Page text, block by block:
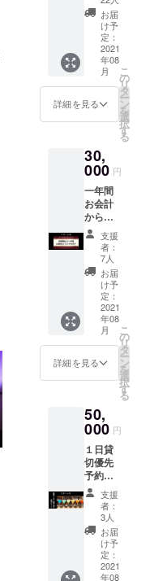
ンをボ
トル
キープ
致しま
す！
【メー
ルにて
支援者
様の好
みをお
て、年
間1000
杯以上
のお酒
を飲む
バーテ
ンダー
（ソム
リエ）
がチョ
イスし
たもの
をボト
ルキー
プいた
しま
す】 ※
トの期
限、営
業開始
より一
年間
お届
け予
定：
2021
年08
月
詳細を見る
こ
の
リ
タ
ー
ン
を
選
択
す
る
30,
000 円
一年間
お会計
から
20%OF
Fカード
【営業
開始よ
り一年
間お会
計から
２０%
割引し
ます】
・ご来
店時に
カード
示くだ
さい。
・クー
ポン
カード
はお届
け先に
郵送い
たしま
す。
支援
者：
7人
お届
け予
定：
2021
年08
月
詳細を見る
こ
の
リ
タ
ー
ン
を
選
択
す
る
50,
000 円
１日貸
切優先
予約チ
ケット
【グ
ルー
プ、
カップ
ル、
ファミ
支援
者：
3人
お届
け予
定：
2021
年08